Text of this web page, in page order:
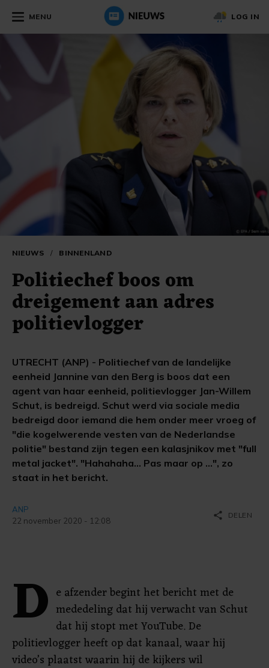
MENU LOG IN
NIEUWS / BINNENLAND
Politiechef boos om
dreigement aan adres
politievlogger
UTRECHT (ANP) - Politiechef van de landelijke
eenheid Jannine van den Berg is boos dat een
agent van haar eenheid, politievlogger Jan-Willem
Schut, is bedreigd. Schut werd via sociale media
bedreigd door iemand die hem onder meer vroeg of
"die kogelwerende vesten van de Nederlandse
politie" bestand zijn tegen een kalasjnikov met "full
metal jacket". "Hahahaha… Pas maar op …", zo
staat in het bericht.
ANP
22 november 2020 - 12:08
share DELEN
D e afzender begint het bericht met de
mededeling dat hij verwacht van Schut
dat hij stopt met YouTube. De
politievlogger heeft op dat kanaal, waar hij
video’s plaatst waarin hij de kijkers wil